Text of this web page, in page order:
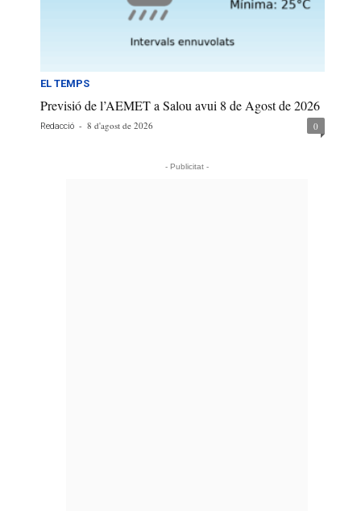
EL TEMPS
Previsió de l’AEMET a Salou avui 8 de Agost de 2026
Redacció - 8 d'agost de 2026 0
- Publicitat -